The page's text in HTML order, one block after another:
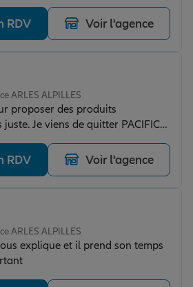
même pu m’aider avec mon
en compte des attestations
pour éviter le malus de
Tout s’est fait très facilement et
!
RDV Voir l'agence
ARLES ALPILLES
proposer des produits
Je viens de quitter PACIFICA
plusieurs contrats....... Mr
de tout. Un agent qui vous
ou dans son agence.
RDV Voir l'agence
ARLES ALPILLES
explique et il prend son temps